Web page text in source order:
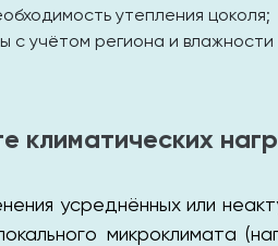
утепления цоколя;
учётом региона и влажности
климатических
усреднённых или
микроклимата